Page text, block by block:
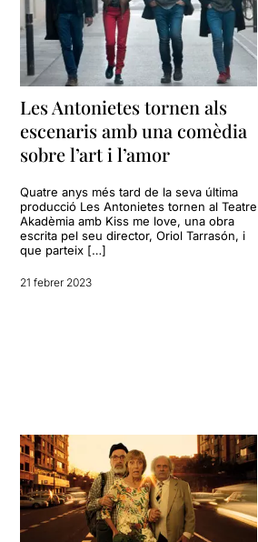
Les Antonietes tornen als
escenaris amb una comèdia
sobre l’art i l’amor
Quatre anys més tard de la seva última
producció Les Antonietes tornen al Teatre
Akadèmia amb Kiss me love, una obra
escrita pel seu director, Oriol Tarrasón, i
que parteix […]
21 febrer 2023